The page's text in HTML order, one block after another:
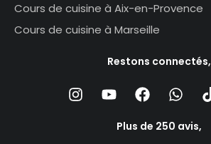
Cours de cuisine à Aix-en-Provence
Cours de cuisine à Marseille
Restons connectés,
Plus de 250 avis,